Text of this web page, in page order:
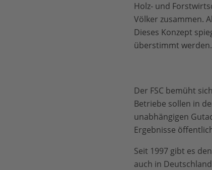
Holz- und
Völker zusammen.
Dieses Konzept
überstimmt werden.
Der FSC bemüht
Betriebe sollen in
unabhängigen
Ergebnisse
Seit 1997 gibt es
auch in